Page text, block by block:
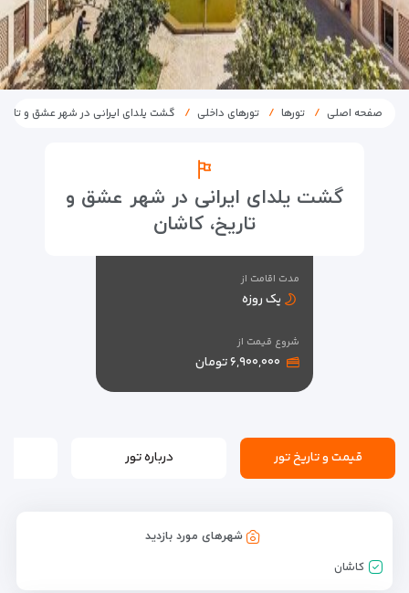
صفحه اصلی تورها تورهای داخلی گشت یلدای ایرانی در شهر عشق و
گشت یلدای ایرانی در شهر عشق و
تاریخ، کاشان
مدت اقامت از
یک روزه
شروع قیمت از
۶,۹۰۰,۰۰۰ تومان
قیمت و تاریخ تور درباره تور
شهرهای مورد بازدید
كاشان